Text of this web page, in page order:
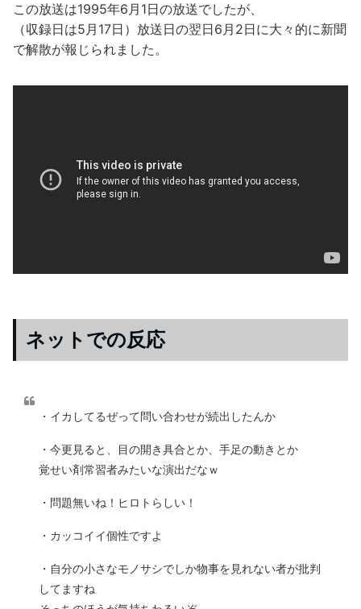
この放送は1995年6月1日の放送でしたが、
（収録日は5月17日）放送日の翌日6月2日に大々的に新聞
で解散が報じられました。
ネットでの反応
・イカしてるぜって問い合わせが続出したんか
・今更見ると、目の開き具合とか、手足の動きとか
覚せい剤常習者みたいな演出だなｗ
・問題無いね！ヒロトらしい！
・カッコイイ個性ですよ
・自分の小さなモノサシでしか物事を見れない者が批判
してますね